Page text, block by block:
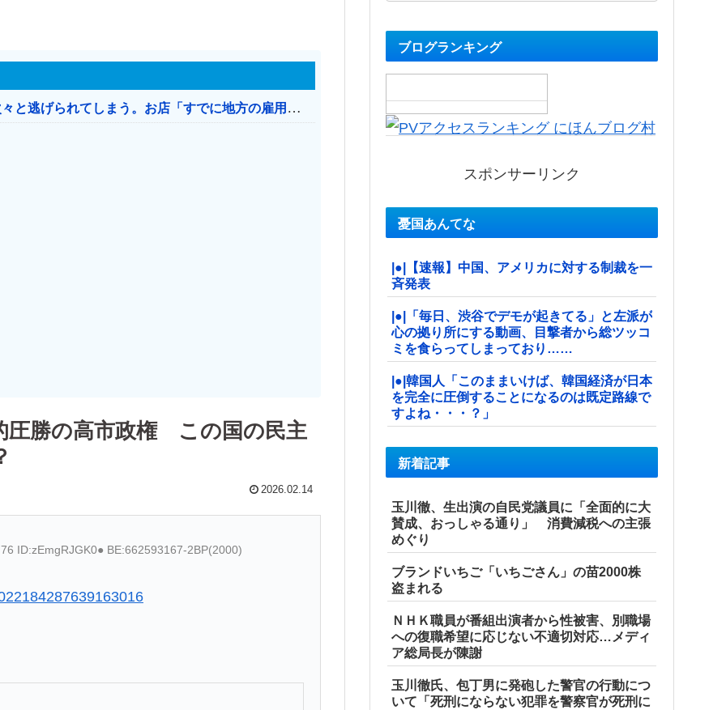
日本のお店、時給1500円でもミャンマー人に次々と逃げられてしまう。お店「すでに地方の雇用は崩壊」
圧勝の高市政権 この国の民主
2026.02.14
ID:zEmgRJGK0● BE:662593167-2BP(2000)
ブログランキング
スポンサーリンク
憂国あんてな
|●|【速報】中国、アメリカに対する制裁を一
斉発表
|●|「毎日、渋谷でデモが起きてる」と左派が
心の拠り所にする動画、目撃者から総ツッコ
ミを食らってしまっており……
|●|韓国人「このままいけば、韓国経済が日本
を完全に圧倒することになるのは既定路線で
すよね・・・？」
新着記事
玉川徹、生出演の自民党議員に「全面的に大
賛成、おっしゃる通り」 消費減税への主張
めぐり
ブランドいちご「いちごさん」の苗2000株
盗まれる
ＮＨＫ職員が番組出演者から性被害、別職場
への復職希望に応じない不適切対応…メディ
ア総局長が陳謝
玉川徹氏、包丁男に発砲した警官の行動につ
いて「死刑にならない犯罪を警察官が死刑に